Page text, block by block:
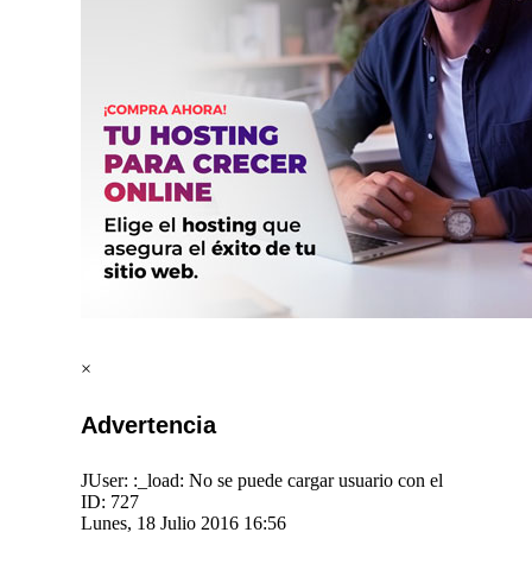
×
Advertencia
JUser: :_load: No se puede cargar usuario con el
ID: 727
Lunes, 18 Julio 2016 16:56